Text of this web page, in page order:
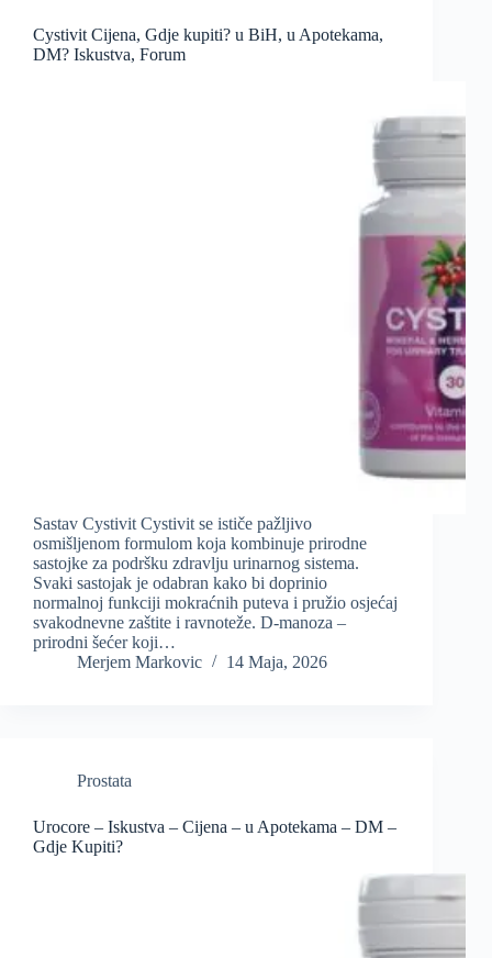
Cystivit Cijena, Gdje kupiti? u BiH, u Apotekama,
DM? Iskustva, Forum
Sastav Cystivit Cystivit se ističe pažljivo
osmišljenom formulom koja kombinuje prirodne
sastojke za podršku zdravlju urinarnog sistema.
Svaki sastojak je odabran kako bi doprinio
normalnoj funkciji mokraćnih puteva i pružio osjećaj
svakodnevne zaštite i ravnoteže. D-manoza –
prirodni šećer koji…
Merjem Markovic
14 Maja, 2026
Prostata
Urocore – Iskustva – Cijena – u Apotekama – DM –
Gdje Kupiti?